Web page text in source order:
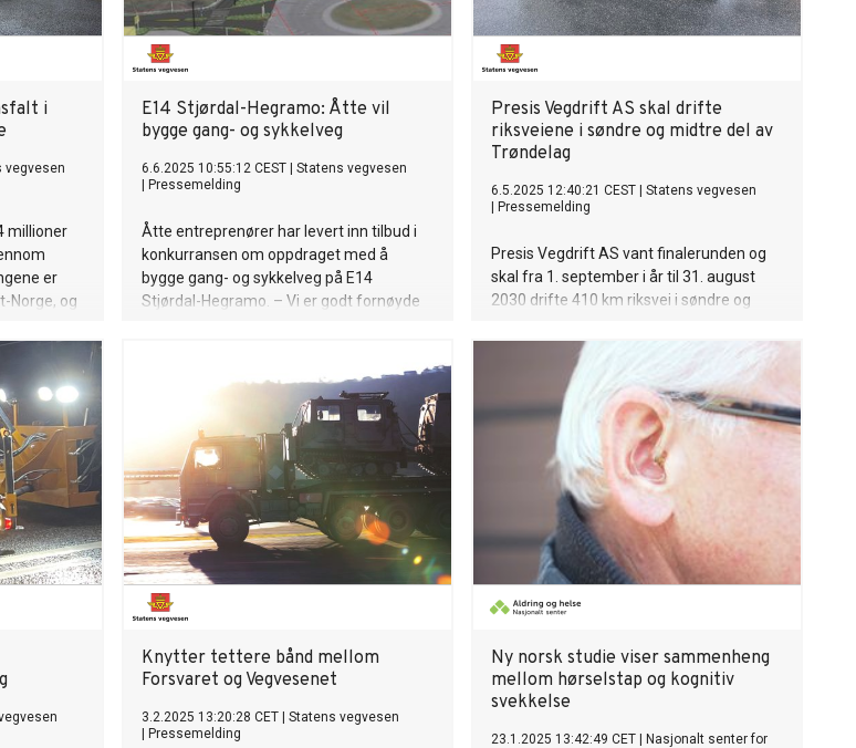
i
vegvesen
millioner
er
Norge, og
E14 Stjørdal-Hegramo: Åtte vil
bygge gang- og sykkelveg
6.6.2025 10:55:12 CEST
Statens vegvesen
Pressemelding
Åtte entreprenører har levert inn tilbud i
konkurransen om oppdraget med å
bygge gang- og sykkelveg på E14
Stjørdal-Hegramo. – Vi er godt fornøyde
Presis Vegdrift AS skal drifte
riksveiene i søndre og midtre del av
Trøndelag
6.5.2025 12:40:21 CEST
Statens vegvesen
Pressemelding
Presis Vegdrift AS vant finalerunden og
skal fra 1. september i år til 31. august
2030 drifte 410 km riksvei i søndre og
Knytter tettere bånd mellom
Forsvaret og Vegvesenet
3.2.2025 13:20:28 CET
Statens vegvesen
Pressemelding
Ny norsk studie viser sammenheng
mellom hørselstap og kognitiv
svekkelse
23.1.2025 13:42:49 CET
Nasjonalt senter for